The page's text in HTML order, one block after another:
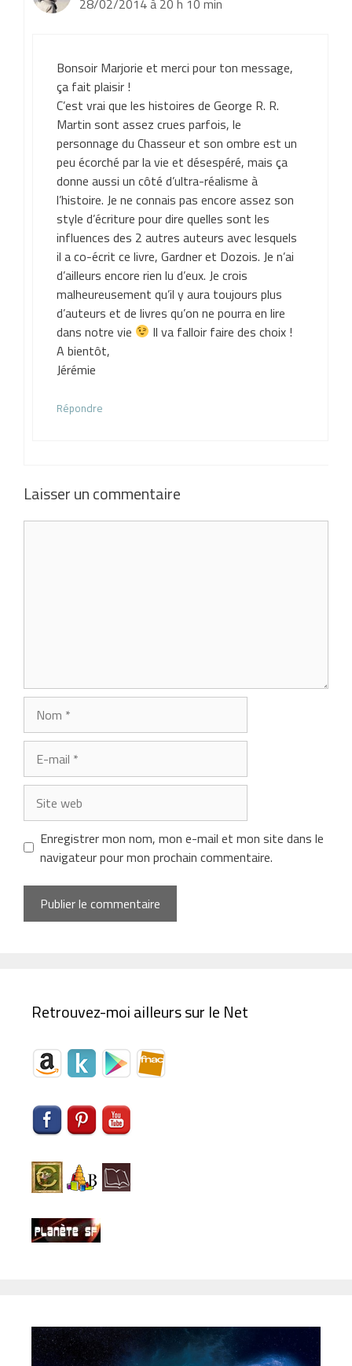
Bonsoir Marjorie et merci pour ton message,
ça fait plaisir !
C’est vrai que les histoires de George R. R.
Martin sont assez crues parfois, le
personnage du Chasseur et son ombre est un
peu écorché par la vie et désespéré, mais ça
donne aussi un côté d’ultra-réalisme à
l’histoire. Je ne connais pas encore assez son
style d’écriture pour dire quelles sont les
influences des 2 autres auteurs avec lesquels
il a co-écrit ce livre, Gardner et Dozois. Je n’ai
d’ailleurs encore rien lu d’eux. Je crois
malheureusement qu’il y aura toujours plus
d’auteurs et de livres qu’on ne pourra en lire
dans notre vie
Il va falloir faire des choix !
A bientôt,
Jérémie
Répondre
Laisser un commentaire
mail
web
Enregistrer mon nom, mon e-mail et mon site dans le
navigateur pour mon prochain commentaire.
Retrouvez-moi ailleurs sur le Net